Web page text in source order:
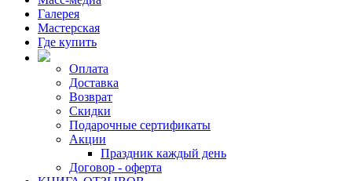
Галерея
Мастерская
Где купить
Оплата
Доставка
Возврат
Скидки
Подарочные сертификаты
Акции
Праздник каждый день
Договор - оферта